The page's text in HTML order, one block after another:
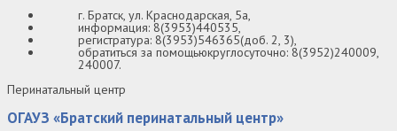
г. Братск, ул. Краснодарская, 5а,
информация: 8(3953)440535,
регистратура: 8(3953)546365(доб. 2, 3),
обратиться за помощьюкруглосуточно: 8(3952)240009,
240007.
Перинатальный центр
ОГАУЗ «Братский перинатальный центр»